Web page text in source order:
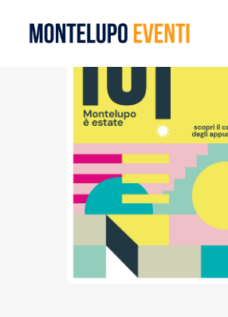
MONTELUPO SPORT DAYS 2026
ESTATE A MONTELUPO
VISIT MONTELUPO
DOVE MANGIARE
MUSEO DELLA CERAMICA